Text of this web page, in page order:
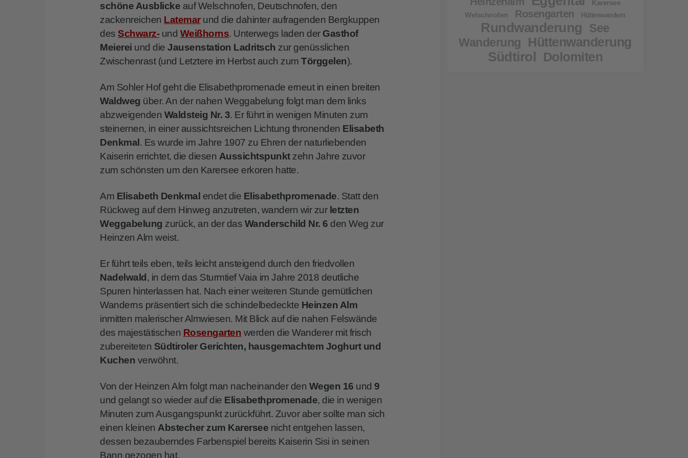
schöne Ausblicke auf Welschnofen, Deutschnofen, den
zackenreichen Latemarund die dahinter aufragenden Bergkuppen
desSchwarz-und Weißhorns. Unterwegs laden der Gasthof
Meierei und dieJausenstation Ladritsch zur genüsslichen
Zwischenrast (und Letztere im Herbst auch zumTörggelen).
Am Sohler Hof geht die Elisabethpromenade erneut in einen breiten
Waldweg über. An der nahen Weggabelung folgt man dem links
abzweigenden Waldsteig Nr. 3. Er führt in wenigen Minuten zum
steinernen, in einer aussichtsreichen Lichtung thronenden Elisabeth
Denkmal. Es wurde im Jahre 1907 zu Ehren der naturliebenden
Kaiserin errichtet, die diesen Aussichtspunktzehn Jahre zuvor
zum schönsten um den Karersee erkoren hatte.
Am Elisabeth Denkmal endet die Elisabethpromenade. Statt den
Rückweg auf dem Hinweg anzutreten, wandern wir zurletzten
Weggabelung zurück, an der das Wanderschild Nr. 6 den Weg zur
Heinzen Alm weist.
Er führt teils eben, teils leicht ansteigend durch den friedvollen
Nadelwald, in dem das Sturmtief Vaia im Jahre 2018 deutliche
Spuren hinterlassen hat. Nach einer weiteren Stunde gemütlichen
Wanderns präsentiert sich die schindelbedeckte Heinzen Alm
inmitten malerischer Almwiesen. Mit Blick auf die nahen Felswände
des majestätischen Rosengarten werden die Wanderer mit frisch
zubereiteten Südtiroler Gerichten, hausgemachtem Joghurt und
Kuchen verwöhnt.
Von der Heinzen Alm folgt man nacheinander den Wegen 16 und 9
und gelangt so wieder auf die Elisabethpromenade, die in wenigen
Minuten zum Ausgangspunkt zurückführt. Zuvor aber sollte man sich
einen kleinen Abstecher zum Karersee nicht entgehen lassen,
dessen bezauberndes Farbenspiel bereits Kaiserin Sisi in seinen
Bann gezogen hat.
Karersee
Welschnofen
Rosengarten Hüttenwandern
Rundwanderung
See
Wanderung
Hüttenwanderung
Südtirol Dolomiten